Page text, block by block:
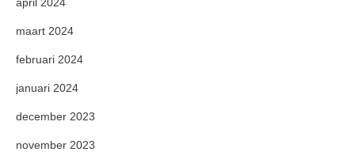
maart 2024
februari 2024
januari 2024
december 2023
november 2023